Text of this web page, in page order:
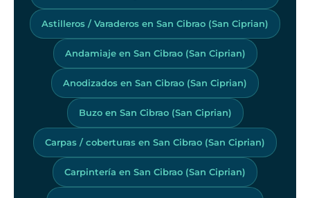
Astilleros / Varaderos en San Cibrao (San Ciprian)
Andamiaje en San Cibrao (San Ciprian)
Anodizados en San Cibrao (San Ciprian)
Buzo en San Cibrao (San Ciprian)
Carpas / coberturas en San Cibrao (San Ciprian)
Carpintería en San Cibrao (San Ciprian)